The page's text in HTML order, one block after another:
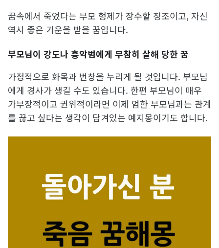
꿈속에서 죽었다는 부모 형제가 장수할 징조이고, 자신
역시 좋은 기운을 받을 꿈입니다.
부모님이 강도나 흉악범에게 무참히 살해 당한 꿈
가정적으로 화목과 번창을 누리게 될 것입니다. 부모님
에게 경사가 생길 수도 있습니다. 한편 부모님이 매우
가부장적이고 권위적이라면 이제 엄한 부모님과는 관계
를 끊고 싶다는 생각이 담겨있는 예지몽이기도 합니다.